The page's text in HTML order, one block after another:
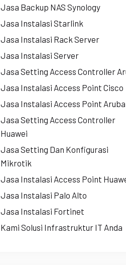
Jasa Backup NAS Synology
Jasa Instalasi Starlink
Jasa Instalasi Rack Server
Jasa Instalasi Server
Jasa Setting Access Controller
Jasa Instalasi Access Point Cisco
Jasa Instalasi Access Point Aruba
Jasa Setting Access Controller
Huawei
Jasa Setting Dan Konfigurasi
Mikrotik
Jasa Instalasi Access Point
Jasa Instalasi Palo Alto
Jasa Instalasi Fortinet
Kami Solusi Infrastruktur IT Anda